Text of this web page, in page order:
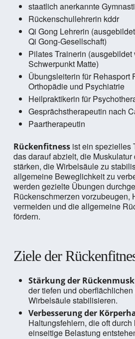
staatlich anerkannte
Rückenschullehrerin kddr
Qi Gong Lehrerin
Qi Gong-Gesellschaft)
Pilates Trainerin (ausgebildet
Schwerpunkt Matte)
Übungsleiterin für Rehasport
Orthopädie und Psychiatrie
Heilpraktikerin für
Gesprächstherapeutin nach
Paartherapeutin
Rückenfitnessist ein spezielles
das darauf abzielt, die
stärken, die Wirbelsäule zu
allgemeine Beweglichkeit zu
werden gezielte Übungen
Rückenschmerzen vorzubeugen,
vermeiden und die allgemeine
fördern.
Ziele der
Stärkung der
der tiefen und
Wirbelsäule stabilisieren.
Verbesserung der
Haltungsfehlern, die oft
einseitige Belastung